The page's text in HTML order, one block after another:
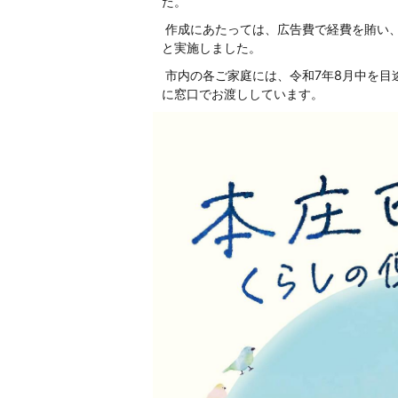
作成にあたっては、広告費で経費を賄い
と実施しました。
市内の各ご家庭には、令和7年8月中を
に窓口でお渡ししています。